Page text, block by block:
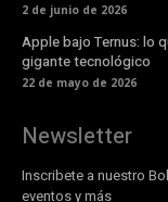
2 de junio de 2026
Apple bajo Ternus: lo
gigante tecnológico
22 de mayo de 2026
Newsletter
Inscribete a nuestro
eventos y más